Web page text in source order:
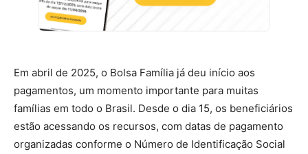
Em abril de 2025, o Bolsa Família já deu início aos
pagamentos, um momento importante para muitas
famílias em todo o Brasil. Desde o dia 15, os beneficiários
estão acessando os recursos, com datas de pagamento
organizadas conforme o Número de Identificação Social